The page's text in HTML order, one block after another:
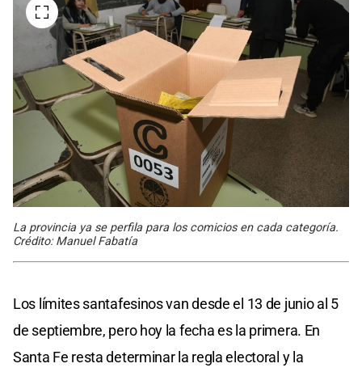
La provincia ya se perfila para los comicios en cada categoría.
Crédito: Manuel Fabatía
Los límites santafesinos van desde el 13 de junio al 5
de septiembre, pero hoy la fecha es la primera. En
Santa Fe resta determinar la regla electoral y la